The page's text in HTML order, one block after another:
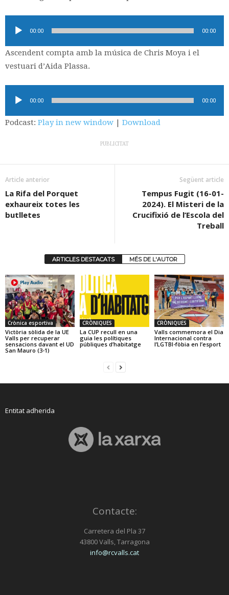
d'àudio00:00 00:00
Ascendent compta amb la música de Chris Moya i el
vestuari d’Aida Plassa.
d'àudio00:00 00:00
Podcast: Play in new window | Download
PUBLICITAT
Article anterior
La Rifa del Porquet
exhaureix totes les
butlletes
Següent article
Tempus Fugit (16-01-
2024). El Misteri de la
Crucifixió de l’Escola del
Treball
ARTICLES DESTACATS MÉS DE L'AUTOR
Crònica esportiva
Victòria sòlida de la UE
Valls per recuperar
sensacions davant el UD
San Mauro (3-1)
CRÒNIQUES
La CUP recull en una
guia les polítiques
públiques d’habitatge
CRÒNIQUES
Valls commemora el Dia
Internacional contra
l’LGTBI-fòbia en l’esport
Entitat adherida
Contacte:
Carretera del Pla 37
43800 Valls, Tarragona
info@rcvalls.cat